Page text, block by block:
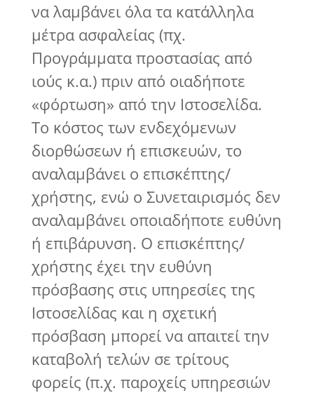
να λαμβάνει όλα τα κατάλληλα
μέτρα ασφαλείας (πχ.
Προγράμματα προστασίας από
ιούς κ.α.) πριν από οιαδήποτε
«φόρτωση» από την Ιστοσελίδα.
Το κόστος των ενδεχόμενων
διορθώσεων ή επισκευών, το
αναλαμβάνει ο επισκέπτης/
χρήστης, ενώ ο Συνεταιρισμός δεν
αναλαμβάνει οποιαδήποτε ευθύνη
ή επιβάρυνση. Ο επισκέπτης/
χρήστης έχει την ευθύνη
πρόσβασης στις υπηρεσίες της
Ιστοσελίδας και η σχετική
πρόσβαση μπορεί να απαιτεί την
καταβολή τελών σε τρίτους
φορείς (π.χ. παροχείς υπηρεσιών